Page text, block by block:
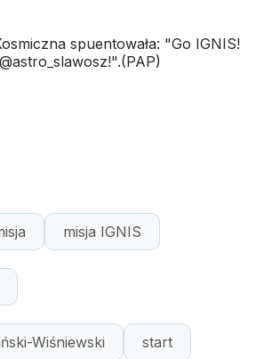
spuentowała: "Go IGNIS!
misja IGNIS
Wiśniewski start